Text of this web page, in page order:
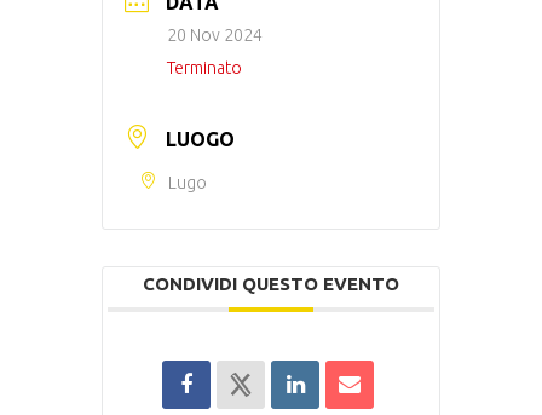
20 Nov 2024
Terminato
LUOGO
Lugo
CONDIVIDI QUESTO EVENTO